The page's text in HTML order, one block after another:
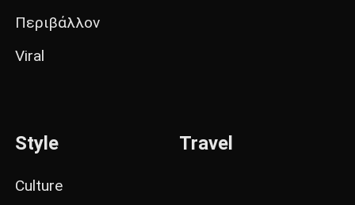
Περιβάλλον
Viral
Style
Culture
Travel